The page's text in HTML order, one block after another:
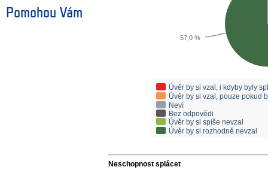
Pomohou Vám
57,0 %
Úvěr by si vzal, i kdyby byly
Úvěr by si vzal, pouze pokud
Neví
Bez odpovědi
Úvěr by si spíše nevzal
Úvěr by si rozhodně nevzal
Neschopnost splácet